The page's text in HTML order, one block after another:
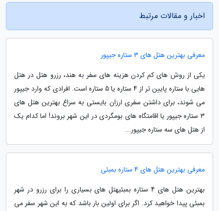
اخبار و مقالات مرتبط
معرفی بهترین هتل های 3 ستاره جیپور
یکی از روش های کم کردن هزینه های سفر به هند، رزرو هتل در هتل
هایی با ستاره پایین تر از 4 ستاره یا 5 ستاره است. افرادی که وارد جیپور
می شوند، برای داشتن سفری ارزان بایستی به سراغ بهترین هتل های
3 ستاره جیپور یا اقامتگاه های بومگردی در این شهر بروند! اما کدام یک
از هتل های سه ستاره جیپور...
معرفی بهترین هتل های 4 ستاره بمبئی
بهترین هتل های 4 ستاره بمبئیهتل های بسیاری را برای رزرو در شهر
بمبئی پیدا خواهید کرد. اگر برای اولین بار باشد که به این شهر سفر می